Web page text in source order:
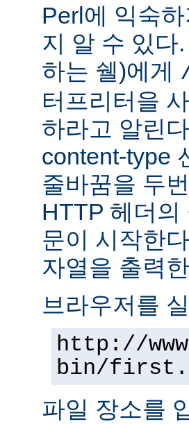
Perl에 익숙
지 알 수 있다
하는 쉘)에게
터프리터을
하라고 알린
content-type
줄바꿈을 두
HTTP 헤더
문이 시작한
자열을 출력
브라우저를
http://
bin/
파일 장소를